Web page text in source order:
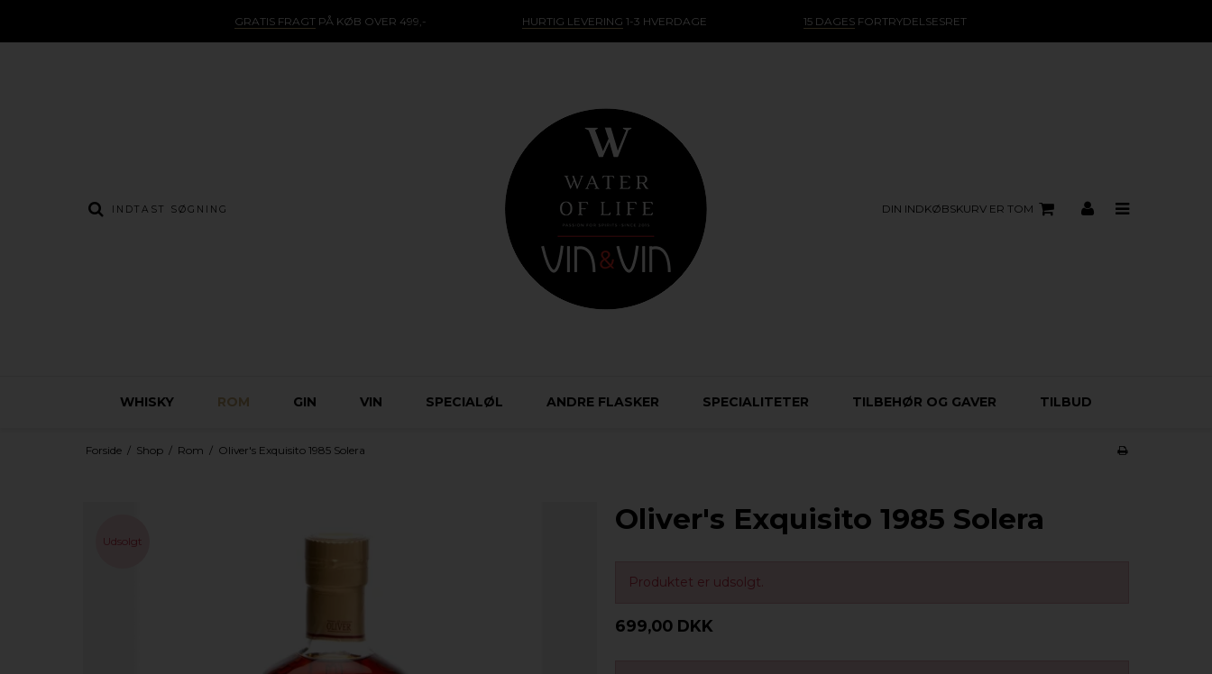
GRATIS FRAGTPÅ KØB OVER 499,- HURTIG LEVERING 1-3 HVERDAGE 15 DAGESFORTRYDELSESRET
DIN INDKØBSKURV ER TOM
WHISKY ROM GIN VIN SPECIALØL ANDRE FLASKER SPECIALITETER TILBEHØR OG GAVER TILBUD
Forside / Shop / Rom / Oliver's Exquisito 1985 Solera
Udsolgt
Oliver's Exquisito 1985 Solera
Produktet er udsolgt.
699,00 DKK